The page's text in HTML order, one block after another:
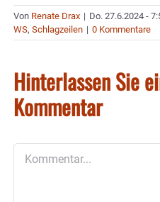
Von Renate Drax | Do. 27.6.2024 -
WS, Schlagzeilen | 0 Kommentare
Hinterlassen Sie
Kommentar